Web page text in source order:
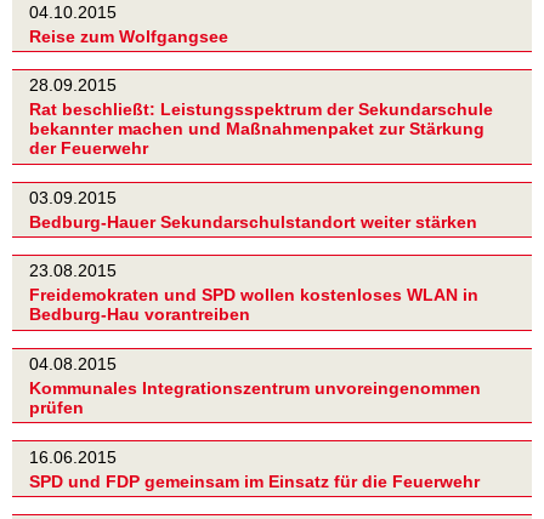
04.10.2015
Reise zum Wolfgangsee
28.09.2015
Rat beschließt: Leistungsspektrum der Sekundarschule
bekannter machen und Maßnahmenpaket zur Stärkung
der Feuerwehr
03.09.2015
Bedburg-Hauer Sekundarschulstandort weiter stärken
23.08.2015
Freidemokraten und SPD wollen kostenloses WLAN in
Bedburg-Hau vorantreiben
04.08.2015
Kommunales Integrationszentrum unvoreingenommen
prüfen
16.06.2015
SPD und FDP gemeinsam im Einsatz für die Feuerwehr